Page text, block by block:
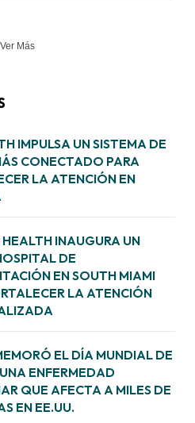
Ver Más
IMPULSA UN SISTEMA DE
CONECTADO PARA
LA ATENCIÓN EN
INAUGURA UN
DE
EN SOUTH MIAMI
LA ATENCIÓN
EL DÍA MUNDIAL DE
ENFERMEDAD
QUE AFECTA A MILES DE
EN EE.UU.